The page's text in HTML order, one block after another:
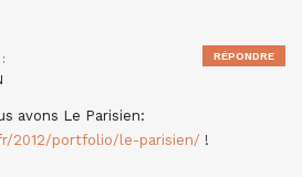
avons Le Parisien:
2012/portfolio/le-parisien/ !
RÉPONDRE